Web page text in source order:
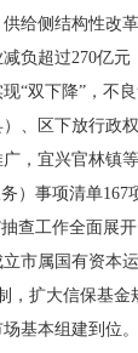
供给侧结构性改
负超过270亿
“双下降”，不
、区下放行政
，宜兴官林镇
）事项清单
查工作全面展
市属国有资本
，扩大信保基
基本组建到位